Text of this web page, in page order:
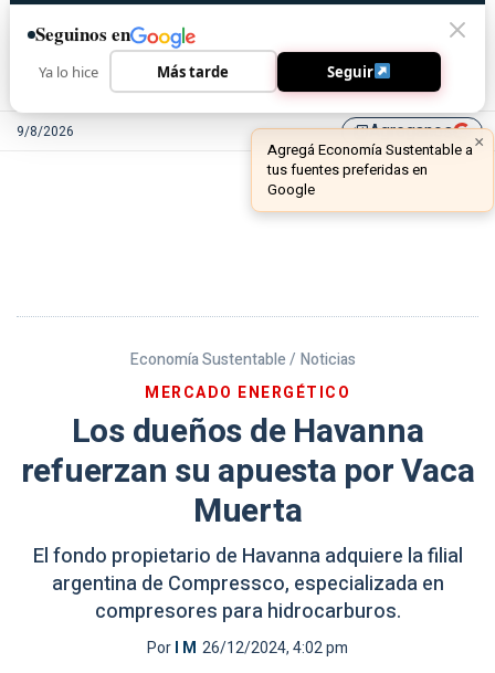
9/8/2026 library_addAgreganos
Economía Sustentable / Noticias
MERCADO ENERGÉTICO
Los dueños de Havanna
refuerzan su apuesta por Vaca
Muerta
El fondo propietario de Havanna adquiere la filial
argentina de Compressco, especializada en
compresores para hidrocarburos.
PorI M 26/12/2024, 4:02 pm
Seguinos en
Ya lo hice Más tarde Seguir